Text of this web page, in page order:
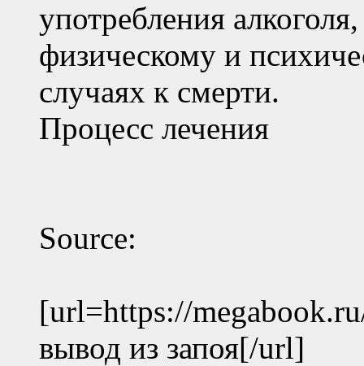
употребления
физическому и
случаях к смерти.
Процесс лечения
Source:
[url=https://
вывод из запоя[/url]